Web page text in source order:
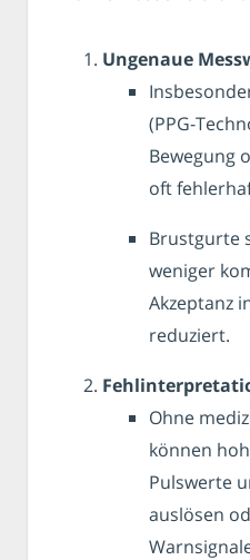
Ungenaue
(PPG-
Bewegung
oft
Brustgurte
weniger
Akzeptanz
reduziert.
Ohne
können
Pulswerte
auslösen